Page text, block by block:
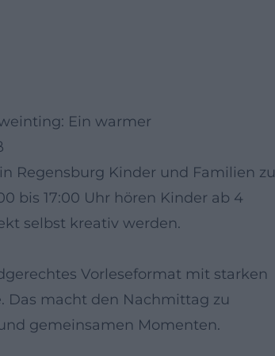
Ein warmer
Regensburg Kinder und Familien zu
bis 17:00 Uhr hören Kinder ab 4
selbst kreativ werden.
Vorleseformat mit starken
Das macht den Nachmittag zu
gemeinsamen Momenten.